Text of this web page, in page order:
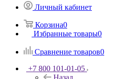
Личный кабинет
Корзина0
Избранные товары0
Сравнение товаров0
+7 800 101-01-05
Назад